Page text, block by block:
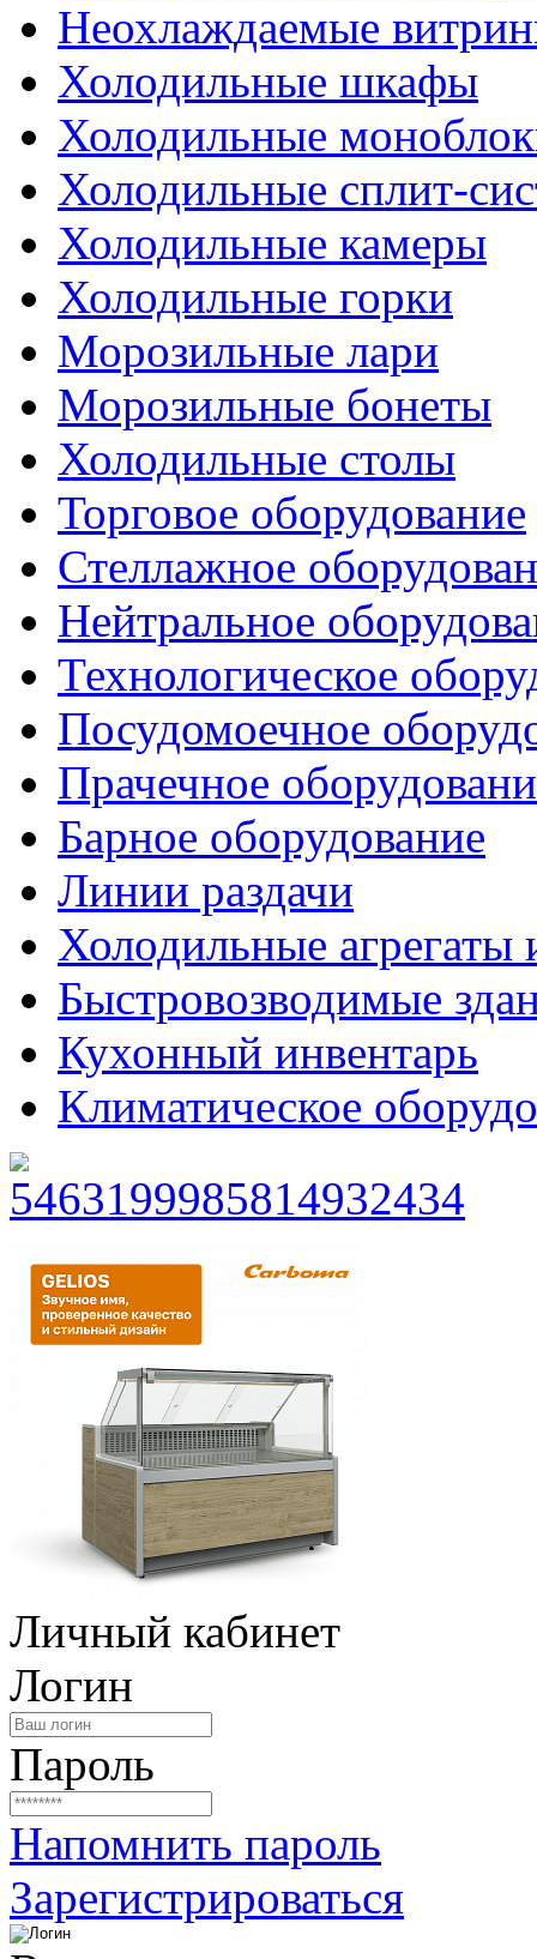
Неохлаждаемые
Холодильные шкафы
Холодильные
Холодильные сплит-
Холодильные камеры
Холодильные горки
Морозильные лари
Морозильные бонеты
Холодильные столы
Торговое оборудование
Стеллажное
Нейтральное
Технологическое
Посудомоечное
Прачечное
Барное оборудование
Линии раздачи
Холодильные агрегаты
Быстровозводимые
Кухонный инвентарь
Климатическое
Личный кабинет
Логин
Пароль
Напомнить пароль
Зарегистрироваться